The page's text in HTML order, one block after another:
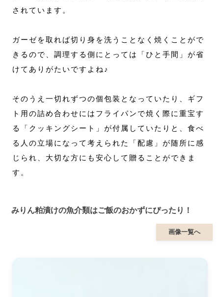
されています。
ガーゼを取れば切り身を洗うことなく焼くことがで
きるので、調理する側にとっては「ひと手間」が省
けてありがたいですよね♪
そのうえ一切れずつの個包装となっていたり、ギフ
ト用の詰め合わせにはフライパンで焼く際に重宝す
る「クッキングシート」が付属していたりと、食べ
る人の立場になって考えられた「配慮」が随所に感
じられ、大切な方にも安心して贈ることができま
す。
みりん粕漬けの魚介類はご飯のおかずにぴったり！
画像一覧へ